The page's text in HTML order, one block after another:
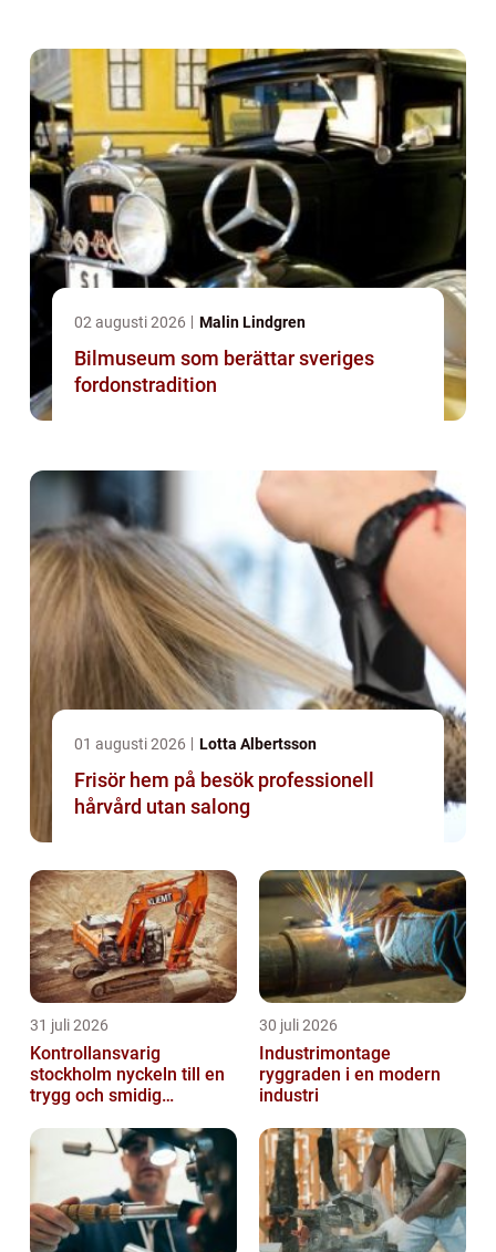
02 augusti 2026 Malin Lindgren
Bilmuseum som berättar sveriges
fordonstradition
01 augusti 2026 Lotta Albertsson
Frisör hem på besök professionell
hårvård utan salong
31 juli 2026
Kontrollansvarig
stockholm nyckeln till en
trygg och smidig
30 juli 2026
Industrimontage
ryggraden i en modern
industri